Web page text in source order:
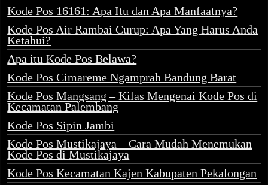
Kode Pos 16161: Apa Itu dan Apa Manfaatnya?
Kode Pos Air Rambai Curup: Apa Yang Harus Anda
Ketahui?
Apa itu Kode Pos Belawa?
Kode Pos Cimareme Ngamprah Bandung Barat
Kode Pos Mangsang – Kilas Mengenai Kode Pos di
Kecamatan Palembang
Kode Pos Sipin Jambi
Kode Pos Mustikajaya – Cara Mudah Menemukan
Kode Pos di Mustikajaya
Kode Pos Kecamatan Kajen Kabupaten Pekalongan